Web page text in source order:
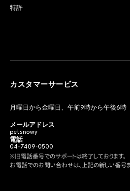
特許
カスタマーサービス
月曜日から金曜日、午前9時から午後6時
メールアドレス
petsnowy
電話
04-7409-0500
※旧電話番号でのサポートは終了しております。
お電話でのお問い合わせは、上記の新しい番号